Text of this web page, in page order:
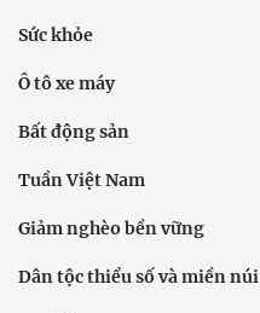
Sức khỏe
Ô tô xe máy
Bất động sản
Tuần Việt Nam
Giảm nghèo bền vững
Dân tộc thiểu số và miền núi